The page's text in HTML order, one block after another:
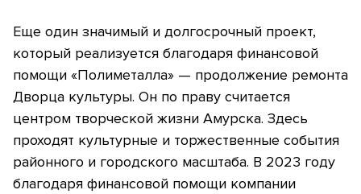
Еще один значимый и долгосрочный проект,
который реализуется благодаря финансовой
помощи «Полиметалла» — продолжение ремонта
Дворца культуры. Он по праву считается
центром творческой жизни Амурска. Здесь
проходят культурные и торжественные события
районного и городского масштаба. В 2023 году
благодаря финансовой помощи компании